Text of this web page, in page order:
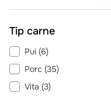
Tip carne
Pui (6)
Porc (35)
Vita (3)